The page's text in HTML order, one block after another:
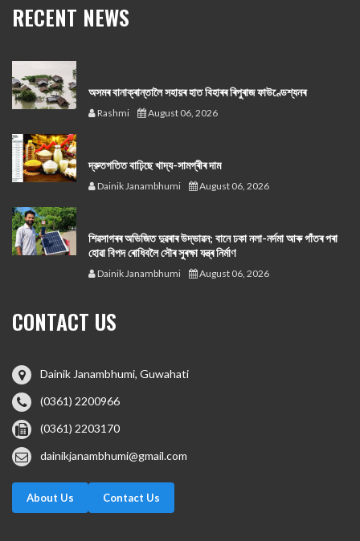
RECENT NEWS
অসমৰ বানাক্ৰান্তালৈ সহায়ৰ হাত বিহাৰৰ ৰিপুৰাজ ফাউণ্ডেশ্যনৰ
Rashmi August 06, 2026
দ্রুতগতিত বাঢ়িছে খাদ্য-সামগ্ৰীৰ দাম
Dainik Janambhumi August 06, 2026
শিৱসাগৰৰ অভিজিত দুৱৰাৰ উদ্ভাৱন; বানে ঢকা নলা-নৰ্দমা আৰু গাঁতৰ পৰা
হোৱা বিপদ ৰোধিবলৈ সৌৰ সুৰক্ষা যন্ত্ৰ নিৰ্মাণ
Dainik Janambhumi August 06, 2026
CONTACT US
Dainik Janambhumi, Guwahati
(0361) 2200966
(0361) 2203170
dainikjanambhumi@gmail.com
About Us Contact Us